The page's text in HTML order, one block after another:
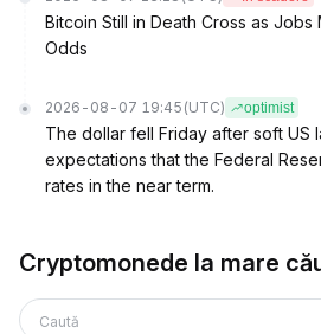
Bitcoin Still in Death Cross as Jobs
Odds
2026-08-07 19:45 (UTC) optimist
The dollar fell Friday after soft US
expectations that the Federal
rates in the near term.
Cryptomonede la mare
Caută